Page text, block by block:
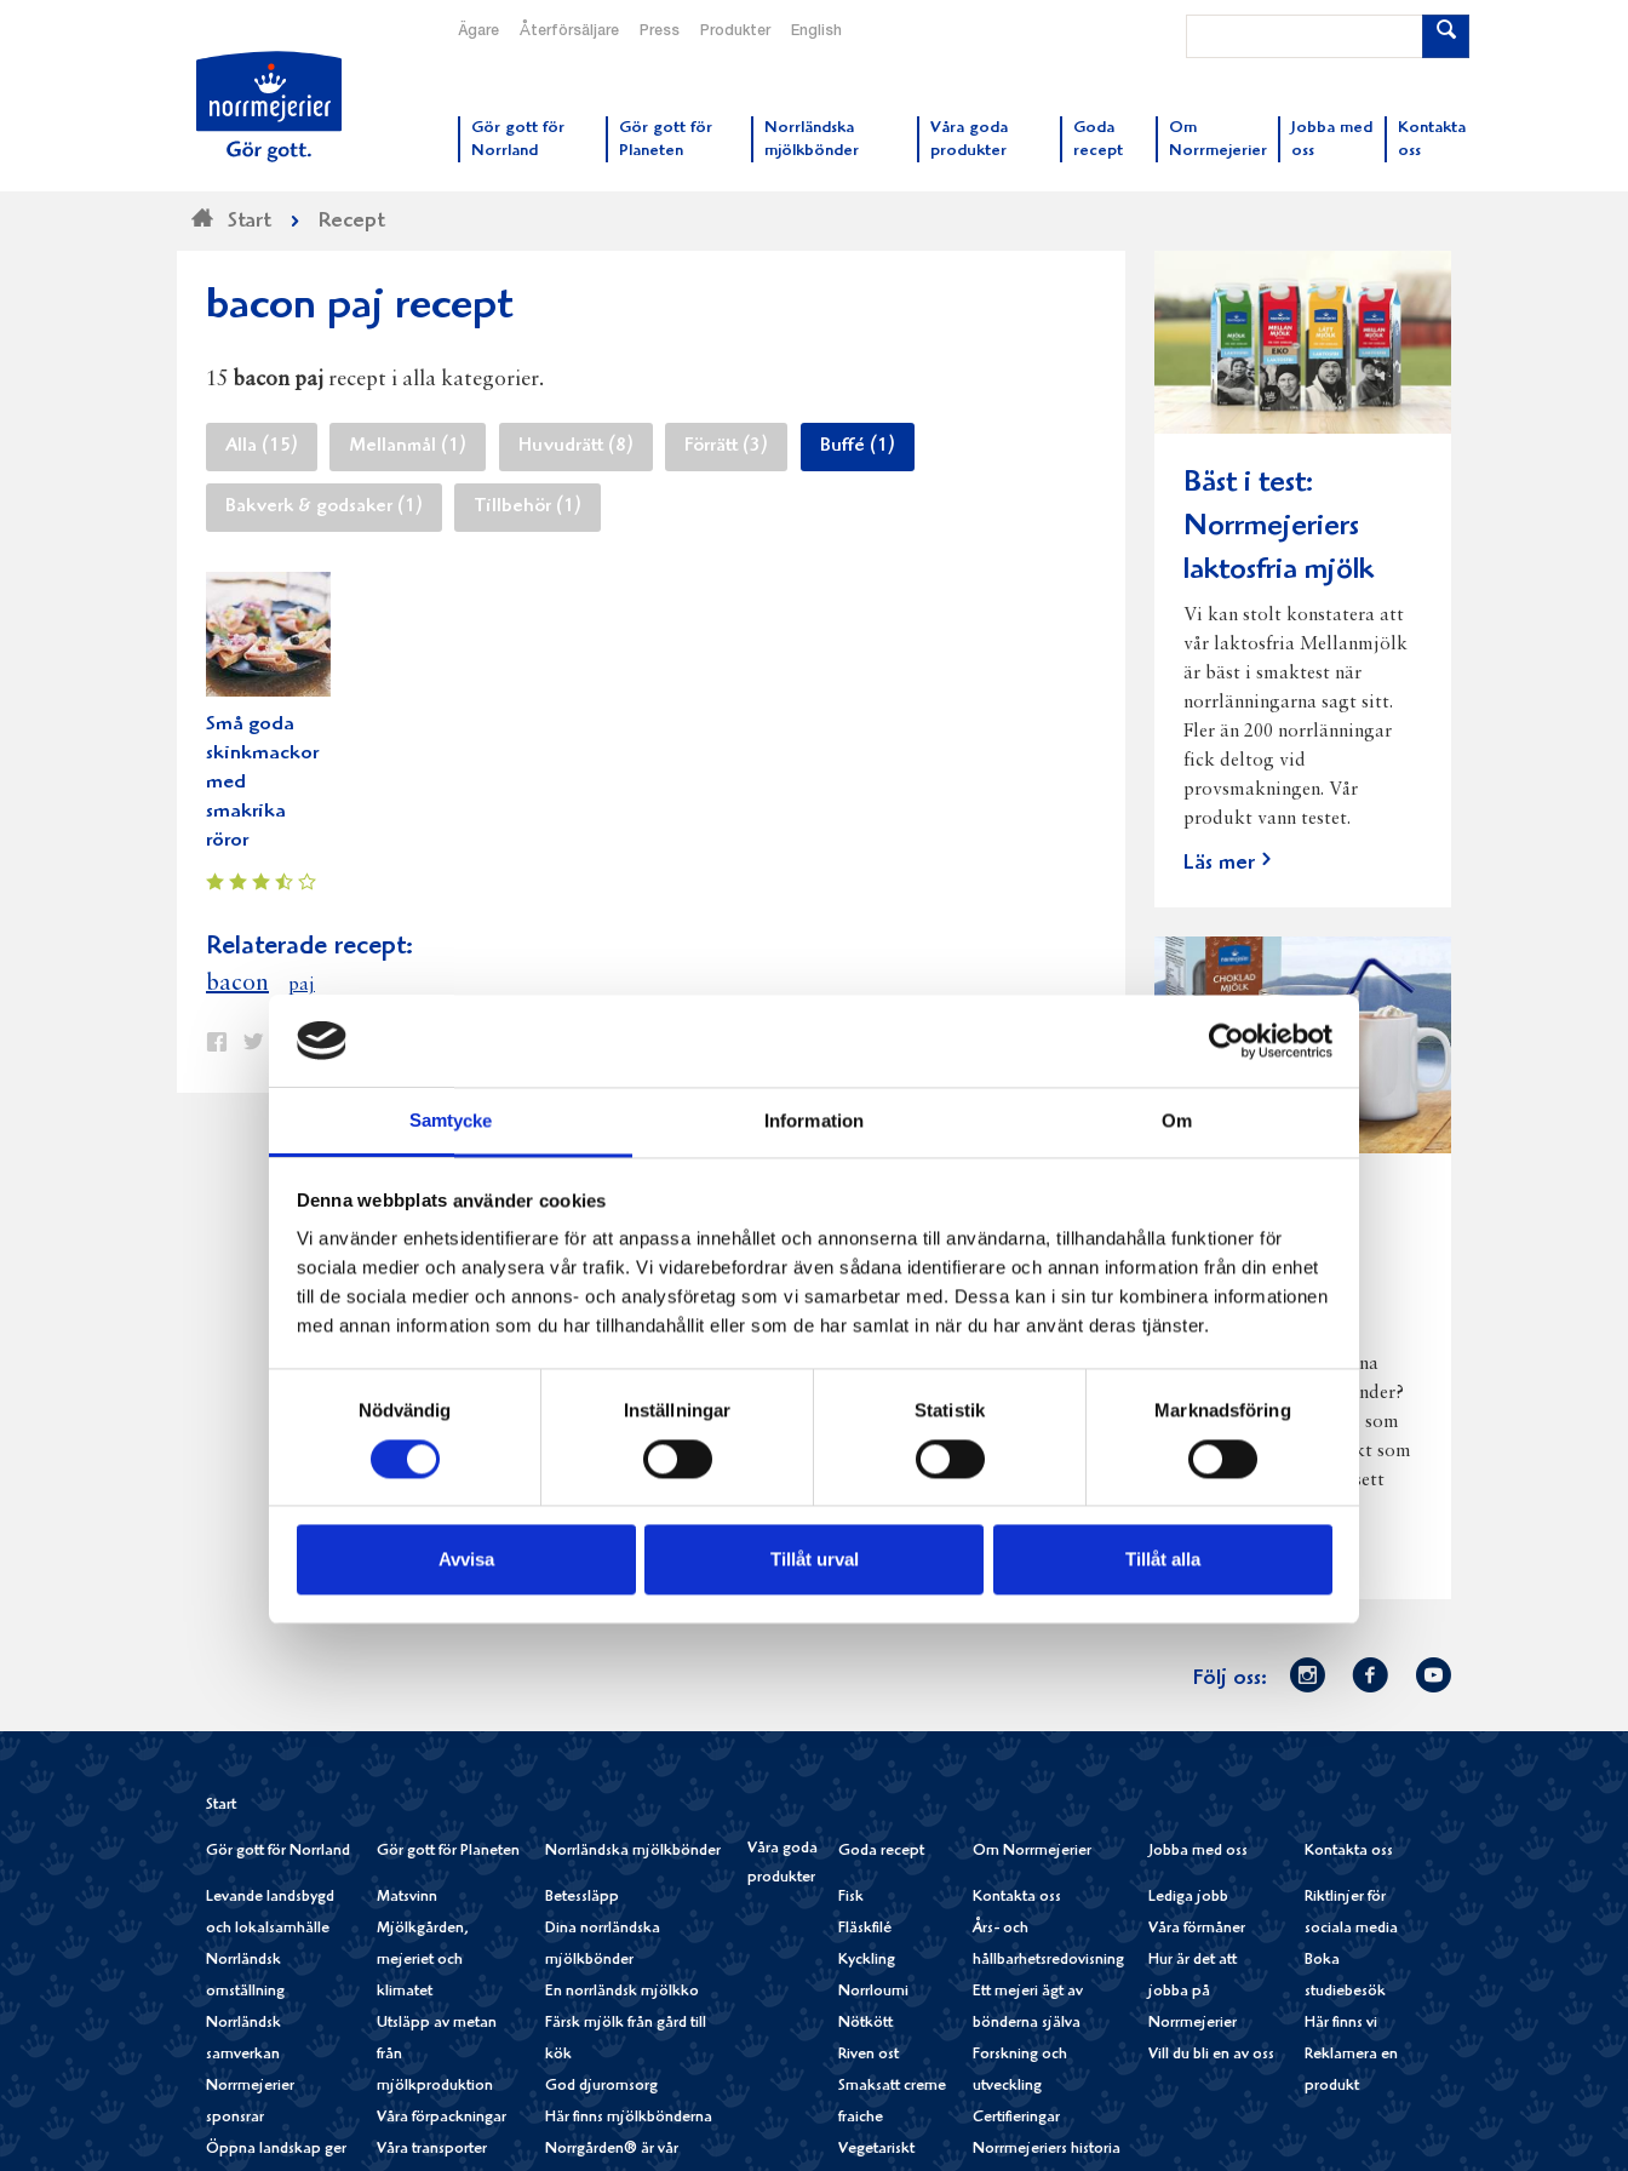
Samtycke Information Om
Denna webbplats använder cookies
Vi använder enhetsidentifierare för att anpassa innehållet och annonserna till användarna, tillhandahålla funktioner för
sociala medier och analysera vår trafik. Vi vidarebefordrar även sådana identifierare och annan information från din enhet
till de sociala medier och annons- och analysföretag som vi samarbetar med. Dessa kan i sin tur kombinera informationen
med annan information som du har tillhandahållit eller som de har samlat in när du har använt deras tjänster.
Nödvändig
Inställningar Statistik Marknadsföring
Avvisa Tillåt urval Tillåt alla
Ägare Återförsäljare Press Produkter English
Gör gott för
Norrland
Gör gott för
Planeten
Norrländska
mjölkbönder
Våra goda
produkter
Goda
recept
Om
Norrmejerier
Jobba med
oss
Kontakta
oss
Start Recept
bacon paj recept
15 bacon paj recept i alla kategorier.
Alla (15) Mellanmål (1) Huvudrätt (8) Förrätt (3) Buffé (1)
Bakverk & godsaker (1) Tillbehör (1)
Små goda
skinkmackor
med
smakrika
röror
Relaterade recept:
bacon paj
Dela DelaDelaDela
Bäst i test:
Norrmejeriers
laktosfria mjölk
Vi kan stolt konstatera att
vår laktosfria Mellanmjölk
är bäst i smaktest när
norrlänningarna sagt sitt.
Fler än 200 norrlänningar
fick deltog vid
provsmakningen. Vår
produkt vann testet.
Läs mer
njutning i alla
väder
Har du provat
chokladmjölk från dina
norrländska mjölkbönder?
Den är lika god varm som
kall och passar perfekt som
vardagsnjutning oavsett
väder, året om.
Läs mer
Följ oss:
Norrmejerier
Instagram
Facebook
Youtube
Start
Gör gott för Norrland
Levande landsbygd
och lokalsamhälle
Norrländsk
omställning
Norrländsk
samverkan
Norrmejerier
sponsrar
Öppna landskap ger
Gör gott för Planeten
Matsvinn
Mjölkgården,
mejeriet och
klimatet
Utsläpp av metan
från
mjölkproduktion
Våra förpackningar
Våra transporter
Norrländska mjölkbönder
Betessläpp
Dina norrländska
mjölkbönder
En norrländsk mjölkko
Färsk mjölk från gård till
kök
God djuromsorg
Här finns mjölkbönderna
Norrgården® är vår
Våra goda
produkter
Goda recept
Fisk
Fläskfilé
Kyckling
Norrloumi
Nötkött
Riven ost
Smaksatt creme
fraiche
Vegetariskt
Om Norrmejerier
Kontakta oss
Års- och
hållbarhetsredovisning
Ett mejeri ägt av
bönderna själva
Forskning och
utveckling
Certifieringar
Norrmejeriers historia
Jobba med oss
Lediga jobb
Våra förmåner
Hur är det att
jobba på
Norrmejerier
Vill du bli en av oss
Kontakta oss
Riktlinjer för
sociala media
Boka
studiebesök
Här finns vi
Reklamera en
produkt